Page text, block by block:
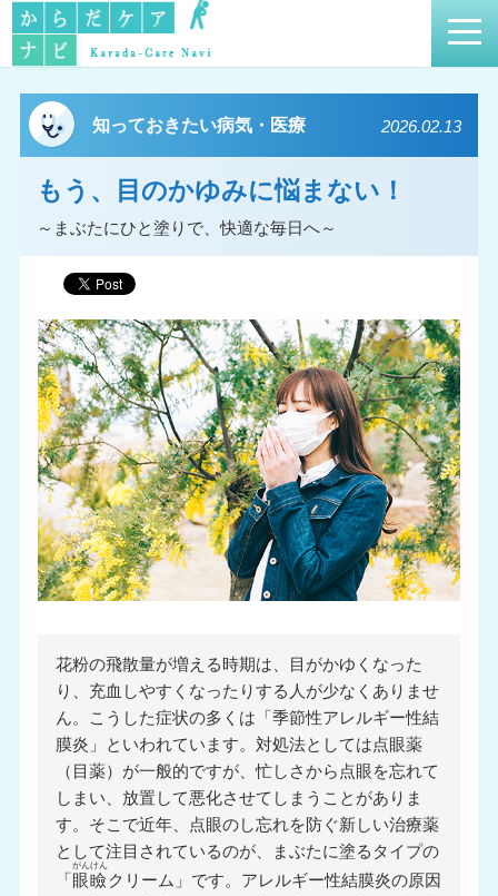
知っておきたい病気・医療 2026.02.13
もう、目のかゆみに悩まない！
～まぶたにひと塗りで、快適な毎日へ～
花粉の飛散量が増える時期は、目がかゆくなった
り、充血しやすくなったりする人が少なくありませ
ん。こうした症状の多くは「季節性アレルギー性結
膜炎」といわれています。対処法としては点眼薬
（目薬）が一般的ですが、忙しさから点眼を忘れて
しまい、放置して悪化させてしまうことがありま
す。そこで近年、点眼のし忘れを防ぐ新しい治療薬
として注目されているのが、まぶたに塗るタイプの
「眼瞼
がんけん
クリーム」です。アレルギー性結膜炎の原因